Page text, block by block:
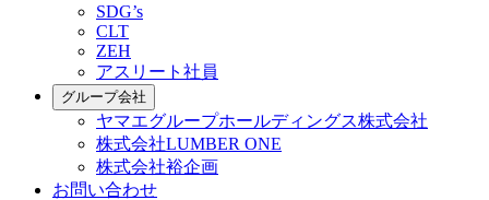
SDG’s
CLT
ZEH
アスリート社員
グループ会社
ヤマエグループホールディングス株式会社
株式会社LUMBER ONE
株式会社裕企画
お問い合わせ